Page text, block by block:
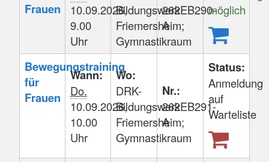
Frauen
10.09.2026,
9.00
Uhr
Bildungswerk
Friemersheim;
Gymnastikraum
262EB290-
A
möglich
Bewegungstraining
für
Frauen
Wann:
Do.
10.09.2026,
10.00
Uhr
Wo:
DRK-
Bildungswerk
Friemersheim;
Gymnastikraum
Nr.:
262EB291-
A
Status:
Anmeldung
auf
Warteliste